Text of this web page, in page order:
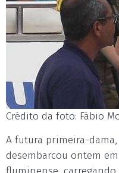
Crédito da foto: Fábio
A futura primeira-
desembarcou ontem